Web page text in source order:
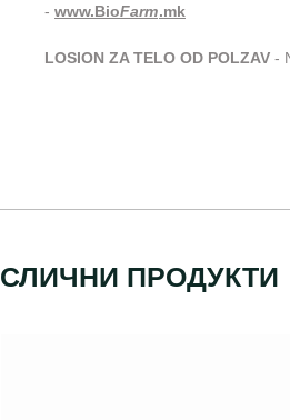
- www.BioFarm.mk
LOSION ZA TELO OD POLZAV -
СЛИЧНИ ПРОДУКТИ